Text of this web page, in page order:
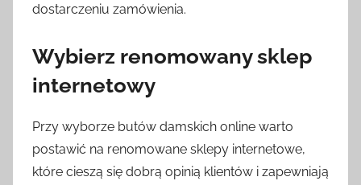
dostarczeniu zamówienia.
Wybierz renomowany sklep
internetowy
Przy wyborze butów damskich online warto
postawić na renomowane sklepy internetowe,
które cieszą się dobrą opinią klientów i zapewniają